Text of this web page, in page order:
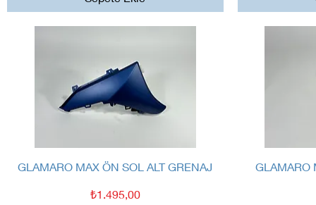
Hızlı Bakış
GLAMARO MAX ÖN SOL ALT GRENAJ
Fiyat
₺1.495,00
GLAMARO